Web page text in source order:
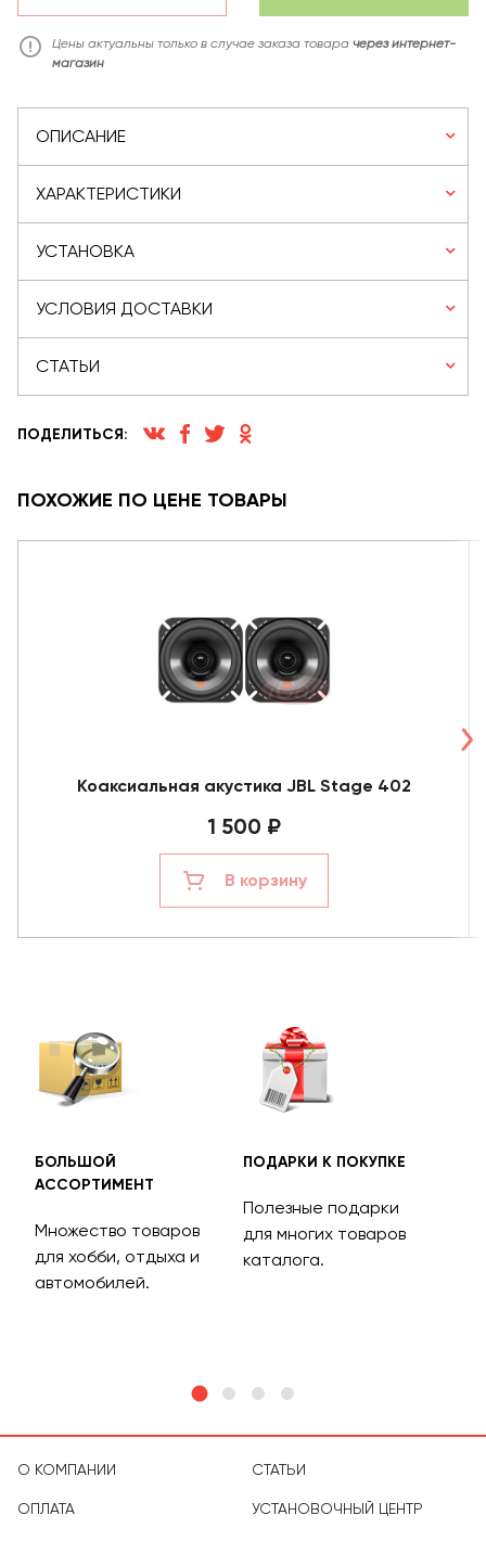
Цены актуальны только в случае заказа товара через интернет-
магазин
ОПИСАНИЕ
ХАРАКТЕРИСТИКИ
УСТАНОВКА
УСЛОВИЯ ДОСТАВКИ
СТАТЬИ
ПОДЕЛИТЬСЯ:
ПОХОЖИЕ ПО ЦЕНЕ ТОВАРЫ
Коаксиальная акустика JBL Stage 402
1 500 ₽
В корзину
БОЛЬШОЙ
АССОРТИМЕНТ
Множество товаров
для хобби, отдыха и
автомобилей.
ПОДАРКИ К ПОКУПКЕ
Полезные подарки
для многих товаров
каталога.
О КОМПАНИИ
ОПЛАТА
СТАТЬИ
УСТАНОВОЧНЫЙ ЦЕНТР